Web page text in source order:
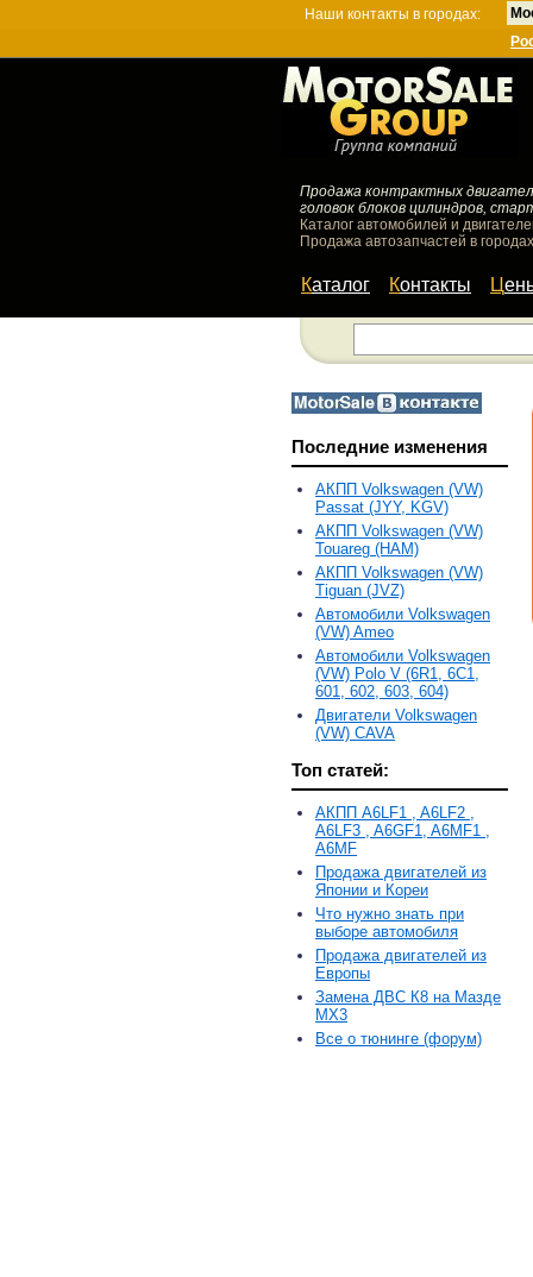
Наши контакты в городах:
Продажа контрактных
головок блоков цилиндров,
Каталог автомобилей и
Продажа автозапчастей в
Каталог Контакты
Последние изменения
АКПП Volkswagen (VW)
Passat (JYY, KGV)
АКПП Volkswagen (VW)
Touareg (HAM)
АКПП Volkswagen (VW)
Tiguan (JVZ)
Автомобили Volkswagen
(VW) Ameo
Автомобили Volkswagen
(VW) Polo V (6R1, 6С1,
601, 602, 603, 604)
Двигатели Volkswagen
(VW) CAVA
Топ статей:
АКПП A6LF1 , A6LF2 ,
A6LF3 , A6GF1, A6MF1 ,
A6MF
Продажа двигателей из
Японии и Кореи
Что нужно знать при
выборе автомобиля
Продажа двигателей из
Европы
Замена ДВС К8 на Мазде
MX3
Все о тюнинге (форум)